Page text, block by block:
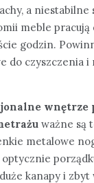
a
meble pracują
godzin.
do czyszczenia
wnętrze
ważne są
metalowe
kanapy i zbyt